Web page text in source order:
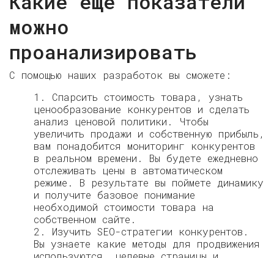
можно
проанализировать
С помощью наших разработок вы сможете:
1. Спарсить стоимость товара, узнать
ценообразование конкурентов и сделать
анализ ценовой политики. Чтобы
увеличить продажи и собственную прибыль,
вам понадобится мониторинг конкурентов
в реальном времени. Вы будете ежедневно
отслеживать цены в автоматическом
режиме. В результате вы поймете динамику
и получите базовое понимание
необходимой стоимости товара на
собственном сайте.
2. Изучить SEO-стратегии конкурентов.
Вы узнаете какие методы для продвижения